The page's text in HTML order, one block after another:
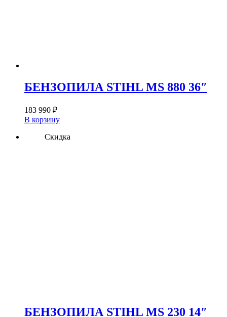
БЕНЗОПИЛА STIHL MS 880 36″
183 990 ₽
В корзину
Скидка
БЕНЗОПИЛА STIHL MS 230 14″